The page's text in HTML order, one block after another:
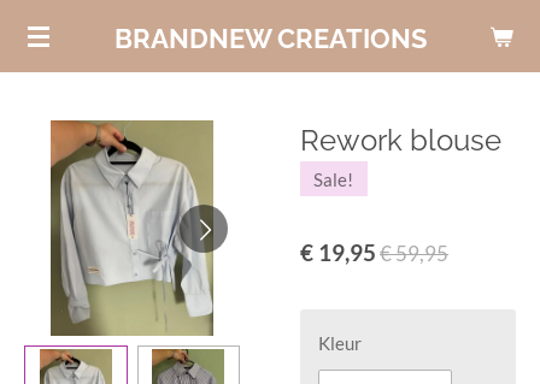
Ga
hoofdinhoud
BRANDNEW CREATIONS
Rework blouse
Sale!
€ 19,95€ 59,95
Kleur